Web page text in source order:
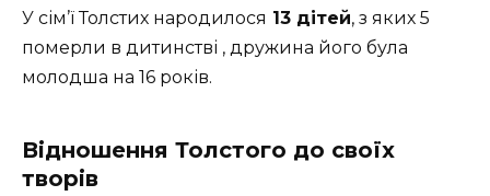
У сім’ї Толстих народилося 13 дітей, з яких 5
померли в дитинстві , дружина його була
молодша на 16 років.
Відношення Толстого до своїх
творів